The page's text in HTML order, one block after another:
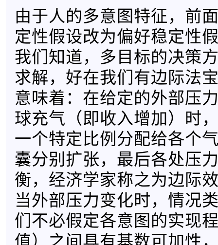
由于人的多意图特征，前
定性假设改为偏好稳定性
我们知道，多目标的决策
求解，好在我们有边际法
意味着：在给定的外部压
球充气（即收入增加）时
一个特定比例分配给各个
囊分别扩张，最后各处压
衡，经济学家称之为边际
当外部压力变化时，情况
们不必假定各意图的实现